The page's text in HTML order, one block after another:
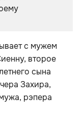
с мужем
второе
сына
Захира,
рэпера